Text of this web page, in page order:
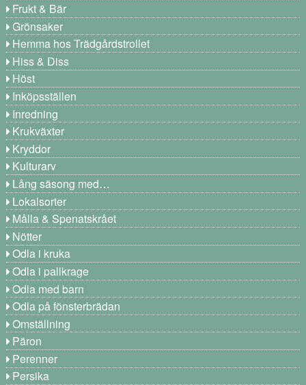
Frukt & Bär
Grönsaker
Hemma hos Trädgårdstrollet
Hiss & Diss
Höst
Inköpsställen
Inredning
Krukväxter
Kryddor
Kulturarv
Lång säsong med…
Lokalsorter
Målla & Spenatskrået
Nötter
Odla i kruka
Odla i pallkrage
Odla med barn
Odla på fönsterbrädan
Omställning
Päron
Perenner
Persika